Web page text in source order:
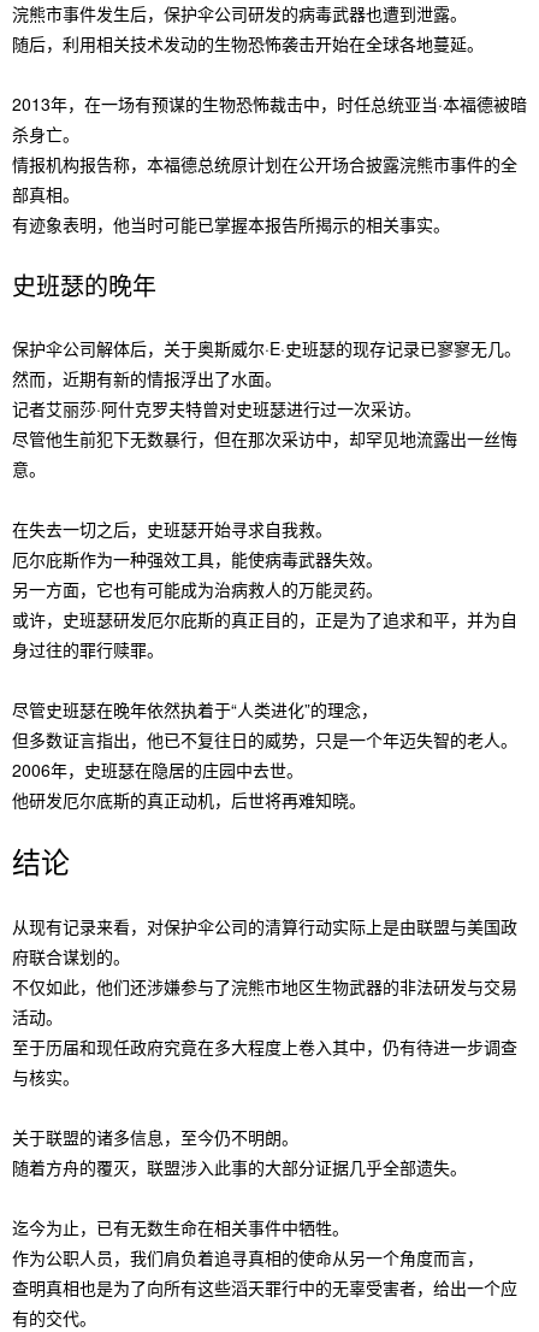
浣熊市事件发生后，保护伞公司研发的病毒武器也遭到泄露。
随后，利用相关技术发动的生物恐怖袭击开始在全球各地蔓延。
2013年，在一场有预谋的生物恐怖裁击中，时任总统亚当·本福德被暗
杀身亡。
情报机构报告称，本福德总统原计划在公开场合披露浣熊市事件的全
部真相。
有迹象表明，他当时可能已掌握本报告所揭示的相关事实。
史班瑟的晚年
保护伞公司解体后，关于奥斯威尔·E·史班瑟的现存记录已寥寥无几。
然而，近期有新的情报浮出了水面。
记者艾丽莎·阿什克罗夫特曾对史班瑟进行过一次采访。
尽管他生前犯下无数暴行，但在那次采访中，却罕见地流露出一丝悔
意。
在失去一切之后，史班瑟开始寻求自我救。
厄尔庇斯作为一种强效工具，能使病毒武器失效。
另一方面，它也有可能成为治病救人的万能灵药。
或许，史班瑟研发厄尔庇斯的真正目的，正是为了追求和平，并为自
身过往的罪行赎罪。
尽管史班瑟在晚年依然执着于“人类进化”的理念，
但多数证言指出，他已不复往日的威势，只是一个年迈失智的老人。
2006年，史班瑟在隐居的庄园中去世。
他研发厄尔底斯的真正动机，后世将再难知晓。
结论
从现有记录来看，对保护伞公司的清算行动实际上是由联盟与美国政
府联合谋划的。
不仅如此，他们还涉嫌参与了浣熊市地区生物武器的非法研发与交易
活动。
至于历届和现任政府究竟在多大程度上卷入其中，仍有待进一步调查
与核实。
关于联盟的诸多信息，至今仍不明朗。
随着方舟的覆灭，联盟涉入此事的大部分证据几乎全部遗失。
迄今为止，已有无数生命在相关事件中牺牲。
作为公职人员，我们肩负着追寻真相的使命从另一个角度而言，
查明真相也是为了向所有这些滔天罪行中的无辜受害者，给出一个应
有的交代。